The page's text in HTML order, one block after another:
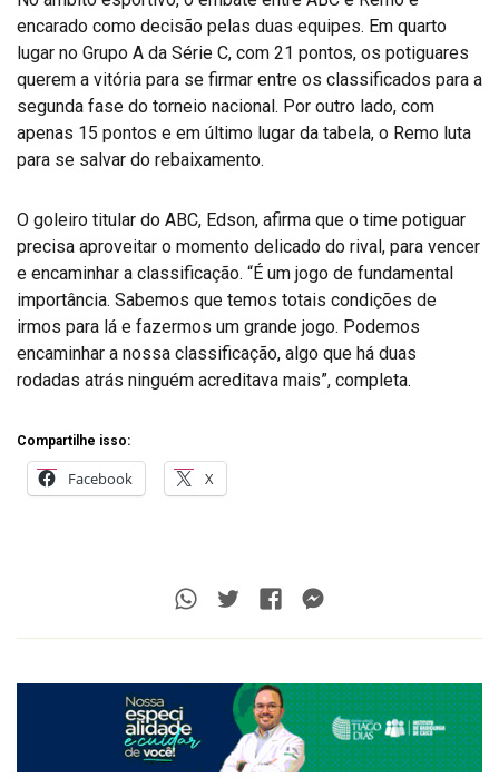
encarado como decisão pelas duas equipes. Em quarto
lugar no Grupo A da Série C, com 21 pontos, os potiguares
querem a vitória para se firmar entre os classificados para a
segunda fase do torneio nacional. Por outro lado, com
apenas 15 pontos e em último lugar da tabela, o Remo luta
para se salvar do rebaixamento.
O goleiro titular do ABC, Edson, afirma que o time potiguar
precisa aproveitar o momento delicado do rival, para vencer
e encaminhar a classificação. “É um jogo de fundamental
importância. Sabemos que temos totais condições de
irmos para lá e fazermos um grande jogo. Podemos
encaminhar a nossa classificação, algo que há duas
rodadas atrás ninguém acreditava mais”, completa.
Compartilhe isso:
Facebook X
Whatsapp
TwitterFacebook